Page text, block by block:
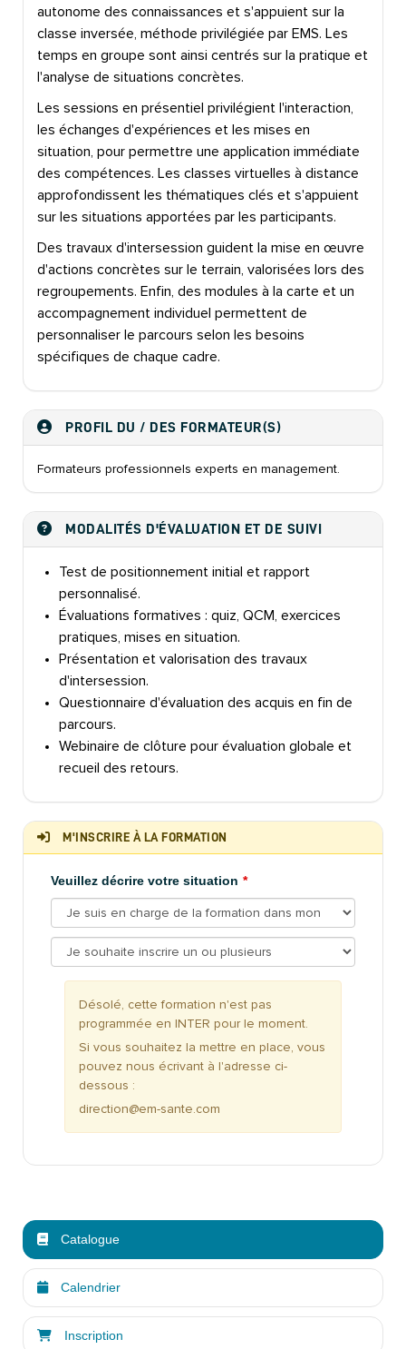
autonome des connaissances et s'appuient sur la
classe inversée, méthode privilégiée par EMS. Les
temps en groupe sont ainsi centrés sur la pratique et
l'analyse de situations concrètes.
Les sessions en présentiel privilégient l'interaction,
les échanges d'expériences et les mises en
situation, pour permettre une application immédiate
des compétences. Les classes virtuelles à distance
approfondissent les thématiques clés et s'appuient
sur les situations apportées par les participants.
Des travaux d'intersession guident la mise en œuvre
d'actions concrètes sur le terrain, valorisées lors des
regroupements. Enfin, des modules à la carte et un
accompagnement individuel permettent de
personnaliser le parcours selon les besoins
spécifiques de chaque cadre.
PROFIL DU / DES FORMATEUR(S)
Formateurs professionnels experts en management.
MODALITÉS D'ÉVALUATION ET DE SUIVI
Test de positionnement initial et rapport
personnalisé.
Évaluations formatives : quiz, QCM, exercices
pratiques, mises en situation.
Présentation et valorisation des travaux
d'intersession.
Questionnaire d'évaluation des acquis en fin de
parcours.
Webinaire de clôture pour évaluation globale et
recueil des retours.
M'INSCRIRE À LA FORMATION
Veuillez décrire votre situation
Désolé, cette formation n'est pas
programmée en INTER pour le moment.
Si vous souhaitez la mettre en place, vous
pouvez nous écrivant à l'adresse ci-
dessous :
direction@em-sante.com
Catalogue
Calendrier
Inscription